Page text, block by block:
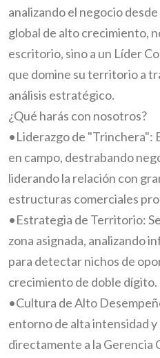
analizando el negocio
global de alto crecimiento,
escritorio, sino a un Líder
que domine su territorio a
análisis estratégico.
¿Qué harás con nosotros?
•Liderazgo de "Trinchera":
en campo, destrabando
liderando la relación con
estructuras comerciales
•Estrategia de Territorio:
zona asignada, analizando
para detectar nichos de
crecimiento de doble dígito.
•Cultura de Alto
entorno de alta intensidad
directamente a la Gerencia